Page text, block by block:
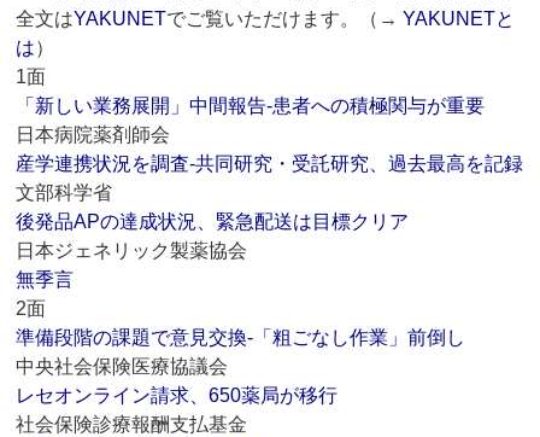
全文はYAKUNETでご覧いただけます。（→YAKUNETと
は）
1面
「新しい業務展開」中間報告‐患者への積極関与が重要
日本病院薬剤師会
産学連携状況を調査‐共同研究・受託研究、過去最高を記録
文部科学省
後発品APの達成状況、緊急配送は目標クリア
日本ジェネリック製薬協会
無季言
2面
準備段階の課題で意見交換‐「粗ごなし作業」前倒し
中央社会保険医療協議会
レセオンライン請求、650薬局が移行
社会保険診療報酬支払基金